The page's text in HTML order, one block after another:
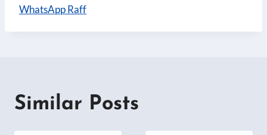
WhatsApp Raff
Similar Posts